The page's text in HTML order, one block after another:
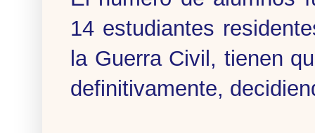
14 estudiantes
la Guerra Civil, tienen
definitivamente,